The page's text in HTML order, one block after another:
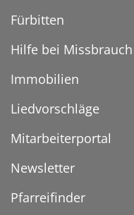
Fürbitten
Hilfe bei Missbrauch
Immobilien
Liedvorschläge
Mitarbeiterportal
Newsletter
Pfarreifinder